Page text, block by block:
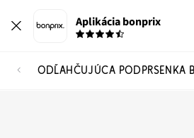
Aplikácia bonprix